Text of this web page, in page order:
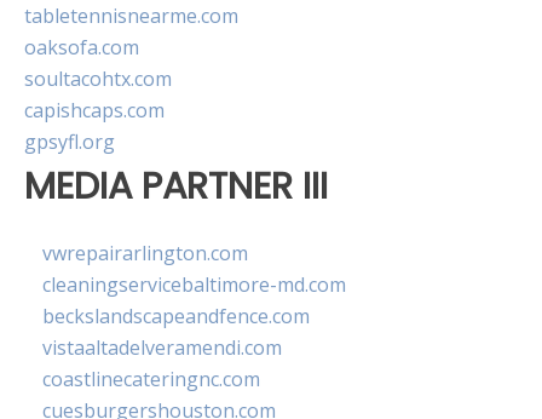
tabletennisnearme.com
oaksofa.com
soultacohtx.com
capishcaps.com
gpsyfl.org
MEDIA PARTNER III
vwrepairarlington.com
cleaningservicebaltimore-md.com
beckslandscapeandfence.com
vistaaltadelveramendi.com
coastlinecateringnc.com
cuesburgershouston.com